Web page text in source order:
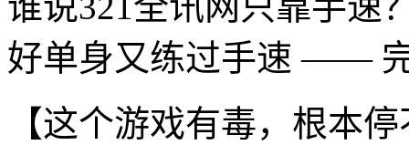
好单身又练过手速 ——
【这个游戏有毒，根本